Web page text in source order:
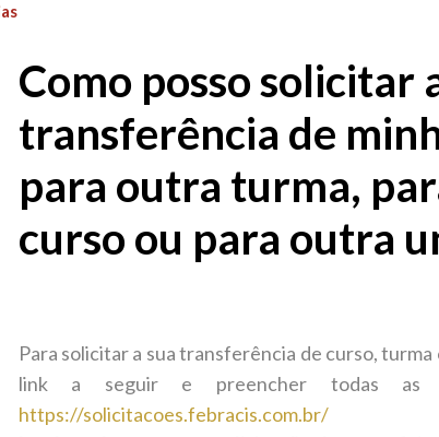
Como posso solicitar
transferência de
para outra turma,
curso ou para outra
Para solicitar a sua transferência de curso, turma
link a seguir e preencher todas as
https://solicitacoes.febracis.com.br/